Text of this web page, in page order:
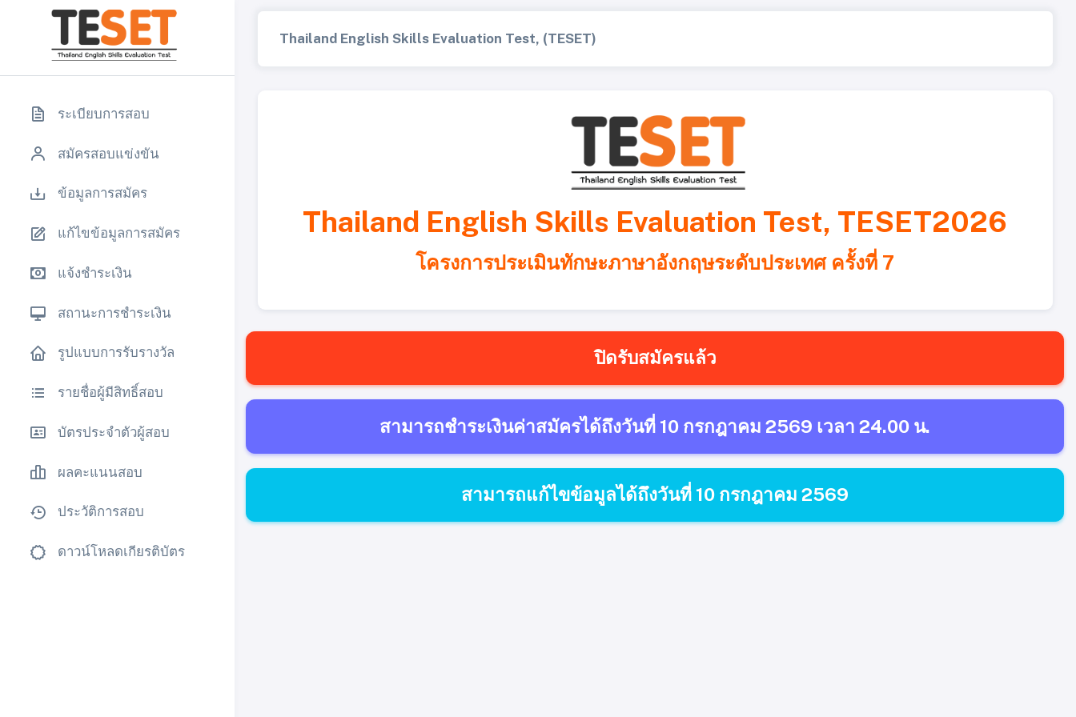
ระเบียบการสอบ
สมัครสอบแข่งขัน
ข้อมูลการสมัคร
แก้ไขข้อมูลการสมัคร
แจ้งชำระเงิน
สถานะการชำระเงิน
รูปแบบการรับรางวัล
รายชื่อผู้มีสิทธิ์สอบ
บัตรประจำตัวผู้สอบ
ผลคะแนนสอบ
ประวัติการสอบ
ดาวน์โหลดเกียรติบัตร
Thailand English Skills Evaluation Test, (TESET)
Thailand English Skills Evaluation Test, TESET2026
โครงการประเมินทักษะภาษาอังกฤษระดับประเทศ ครั้งที่ 7
ปิดรับสมัครแล้ว
สามารถชำระเงินค่าสมัครได้ถึงวันที่ 10 กรกฎาคม 2569 เวลา 24.00 น.
สามารถแก้ไขข้อมูลได้ถึงวันที่ 10 กรกฎาคม 2569